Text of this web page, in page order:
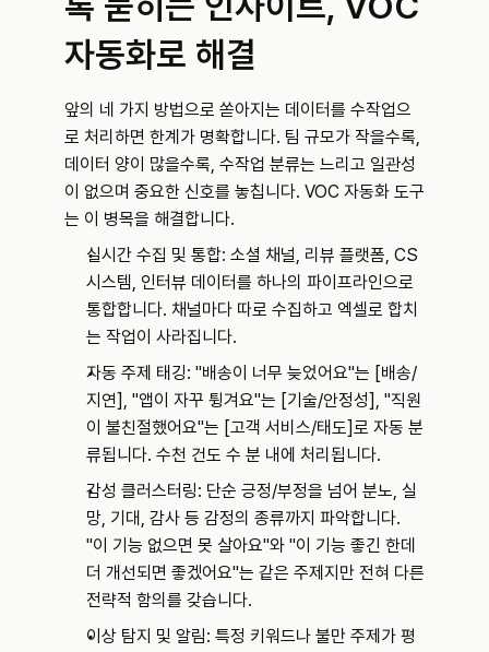
자동화로 해결
앞의 네 가지 방법으로 쏟아지는 데이터를 수작업으
로 처리하면 한계가 명확합니다. 팀 규모가 작을수록,
데이터 양이 많을수록, 수작업 분류는 느리고 일관성
이 없으며 중요한 신호를 놓칩니다. VOC 자동화 도구
는 이 병목을 해결합니다.
실시간 수집 및 통합: 소셜 채널, 리뷰 플랫폼, CS
시스템, 인터뷰 데이터를 하나의 파이프라인으로
통합합니다. 채널마다 따로 수집하고 엑셀로 합치
는 작업이 사라집니다.
자동 주제 태깅: "배송이 너무 늦었어요"는 [배송/
지연], "앱이 자꾸 튕겨요"는 [기술/안정성], "직원
이 불친절했어요"는 [고객 서비스/태도]로 자동 분
류됩니다. 수천 건도 수 분 내에 처리됩니다.
감성 클러스터링: 단순 긍정/부정을 넘어 분노, 실
망, 기대, 감사 등 감정의 종류까지 파악합니다.
"이 기능 없으면 못 살아요"와 "이 기능 좋긴 한데
더 개선되면 좋겠어요"는 같은 주제지만 전혀 다른
전략적 함의를 갖습니다.
이상 탐지 및 알림: 특정 키워드나 불만 주제가 평